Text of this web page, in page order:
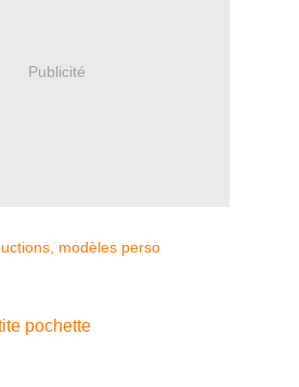
Publicité
pochette